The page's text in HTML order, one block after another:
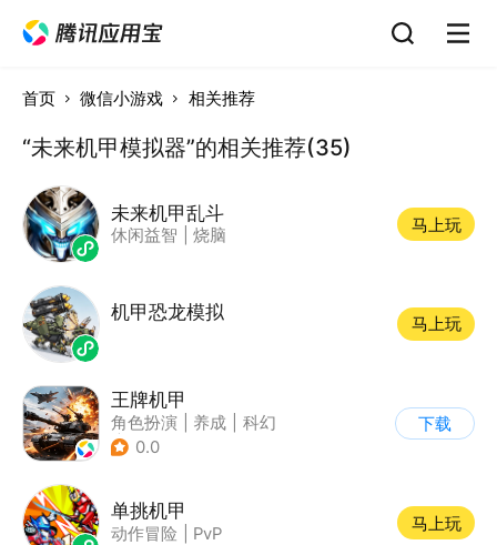
首页 微信小游戏 相关推荐
“未来机甲模拟器”的相关推荐(35)
未来机甲乱斗
休闲益智 烧脑
马上玩
机甲恐龙模拟
马上玩
王牌机甲
角色扮演 养成
科幻
| 二次元
0.0
下载
单挑机甲
动作冒险 PvP
马上玩